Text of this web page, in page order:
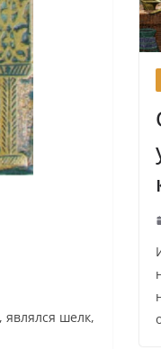
являлся шелк,